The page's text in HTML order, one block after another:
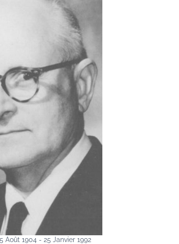
Août 1904 - 25 Janvier 1992